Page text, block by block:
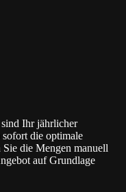
Ihr jährlicher
die optimale
die Mengen manuell
auf Grundlage